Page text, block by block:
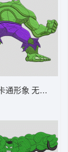
式
通形象 无敌浩克